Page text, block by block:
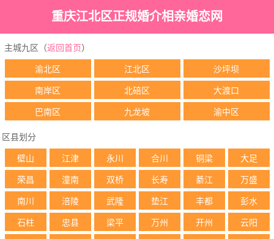
重庆江北区正规婚介相亲婚恋网
主城九区（返回首页 ）
渝北区 江北区 沙坪坝
南岸区 北碚区 大渡口
巴南区 九龙坡 渝中区
区县划分
壁山 江津 永川 合川 铜梁 大足
荣昌 潼南 双桥 长寿 綦江 万盛
南川 涪陵 武隆 垫江 丰都 彭水
石柱 忠县 梁平 万州 开州 云阳